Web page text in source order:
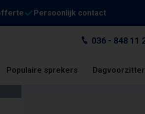
Persoonlijk contact
036 - 848 11
Populaire sprekers